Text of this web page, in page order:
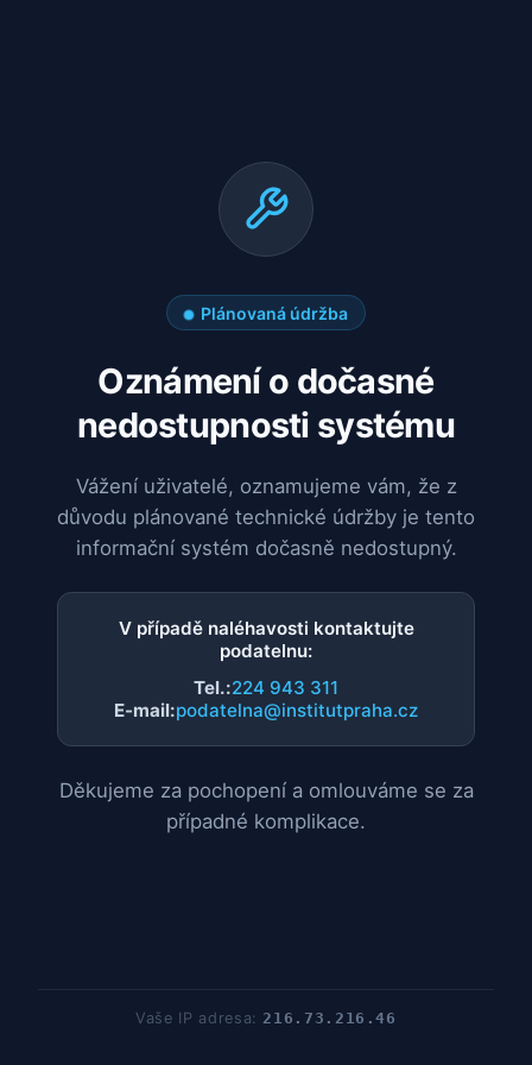
Plánovaná údržba
Oznámení o dočasné
nedostupnosti systému
Vážení uživatelé, oznamujeme vám, že z
důvodu plánované technické údržby je tento
informační systém dočasně nedostupný.
V případě naléhavosti kontaktujte
podatelnu:
Tel.:224 943 311
E-mail:podatelna@institutpraha.cz
Děkujeme za pochopení a omlouváme se za
případné komplikace.
Vaše IP adresa:216.73.216.46